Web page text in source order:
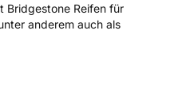
Bridgestone Reifen für
anderem auch als